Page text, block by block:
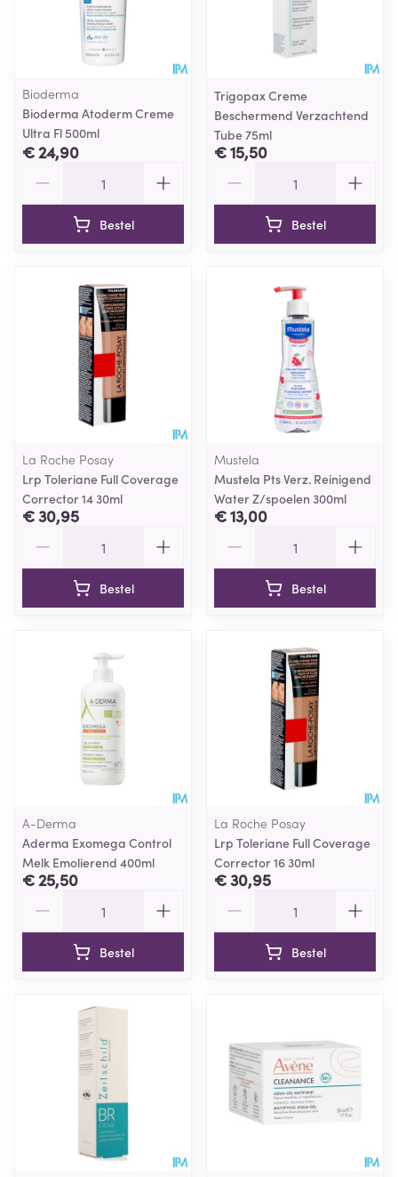
Bioderma
Bioderma Atoderm Creme
Ultra Fl 500ml
€ 24,90
Bestel
Trigopax Creme
Beschermend Verzachtend
Tube 75ml
€ 15,50
Bestel
La Roche Posay
Lrp Toleriane Full Coverage
Corrector 14 30ml
€ 30,95
Bestel
Mustela
Mustela Pts Verz. Reinigend
Water Z/spoelen 300ml
€ 13,00
Bestel
A-Derma
Aderma Exomega Control
Melk Emolierend 400ml
€ 25,50
Bestel
La Roche Posay
Lrp Toleriane Full Coverage
Corrector 16 30ml
€ 30,95
Bestel